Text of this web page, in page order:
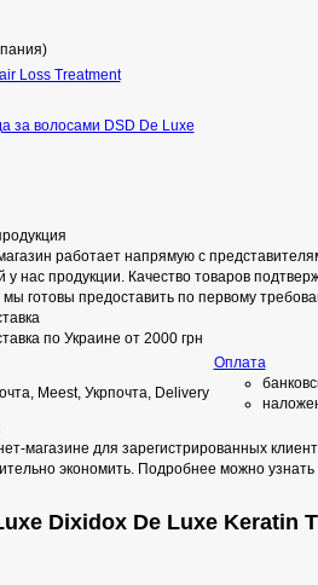
Loss Treatment
за волосами DSD De Luxe
работает напрямую с
у нас продукции. Качество товаров
мы готовы предоставить по первому
по Украине от 2000 грн
Meest, Укрпочта, Delivery
Оплата
магазине для зарегистрированных
экономить. Подробнее можно
Dixidox De Luxe Keratin